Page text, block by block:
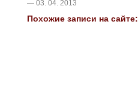
— 03. 04. 2013
Похожие записи на сайте: